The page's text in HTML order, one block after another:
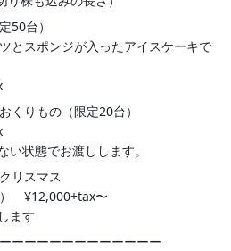
50台）
とスポンジが入ったアイスケーキで
くりもの（限定20台）
状態でお渡しします。
リスマス
¥12,000+tax〜
ます
ーーーーーーーーーーーー